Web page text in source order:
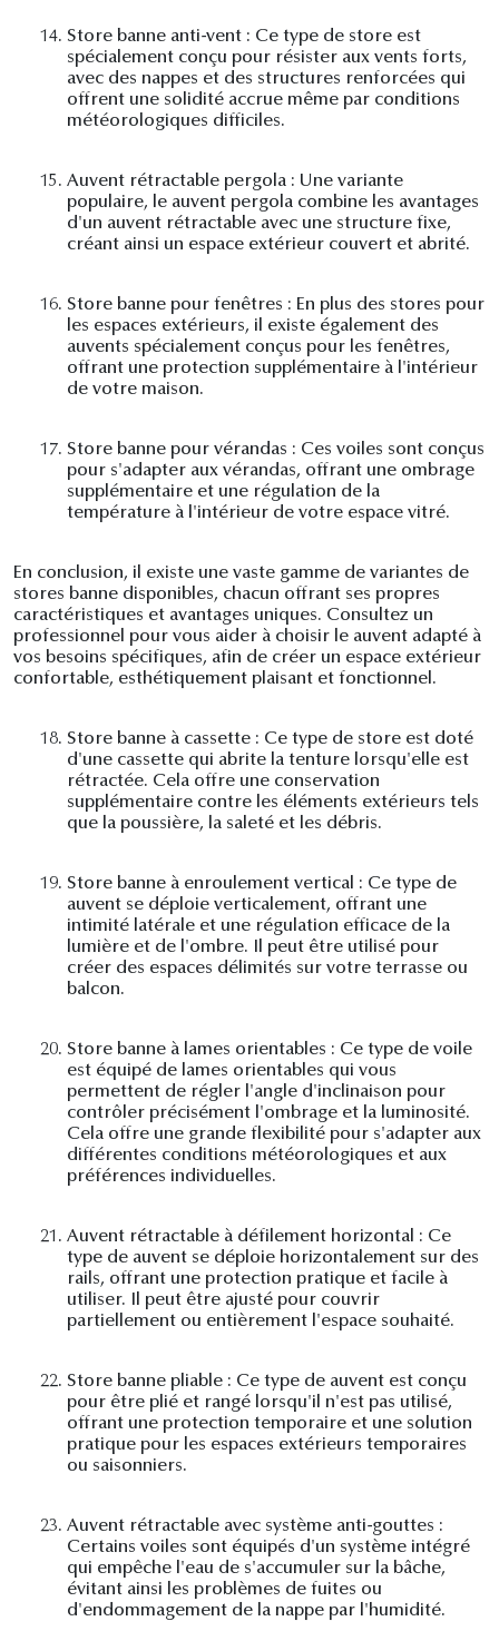
14. Store banne anti-vent : Ce type de store est
spécialement conçu pour résister aux vents forts,
avec des nappes et des structures renforcées qui
offrent une solidité accrue même par conditions
météorologiques difficiles.
15. Auvent rétractable pergola : Une variante
populaire, le auvent pergola combine les avantages
d'un auvent rétractable avec une structure fixe,
créant ainsi un espace extérieur couvert et abrité.
16. Store banne pour fenêtres : En plus des stores pour
les espaces extérieurs, il existe également des
auvents spécialement conçus pour les fenêtres,
offrant une protection supplémentaire à l'intérieur
de votre maison.
17. Store banne pour vérandas : Ces voiles sont conçus
pour s'adapter aux vérandas, offrant une ombrage
supplémentaire et une régulation de la
température à l'intérieur de votre espace vitré.
En conclusion, il existe une vaste gamme de variantes de
stores banne disponibles, chacun offrant ses propres
caractéristiques et avantages uniques. Consultez un
professionnel pour vous aider à choisir le auvent adapté à
vos besoins spécifiques, afin de créer un espace extérieur
confortable, esthétiquement plaisant et fonctionnel.
18. Store banne à cassette : Ce type de store est doté
d'une cassette qui abrite la tenture lorsqu'elle est
rétractée. Cela offre une conservation
supplémentaire contre les éléments extérieurs tels
que la poussière, la saleté et les débris.
19. Store banne à enroulement vertical : Ce type de
auvent se déploie verticalement, offrant une
intimité latérale et une régulation efficace de la
lumière et de l'ombre. Il peut être utilisé pour
créer des espaces délimités sur votre terrasse ou
balcon.
20. Store banne à lames orientables : Ce type de voile
est équipé de lames orientables qui vous
permettent de régler l'angle d'inclinaison pour
contrôler précisément l'ombrage et la luminosité.
Cela offre une grande flexibilité pour s'adapter aux
différentes conditions météorologiques et aux
préférences individuelles.
21. Auvent rétractable à défilement horizontal : Ce
type de auvent se déploie horizontalement sur des
rails, offrant une protection pratique et facile à
utiliser. Il peut être ajusté pour couvrir
partiellement ou entièrement l'espace souhaité.
22. Store banne pliable : Ce type de auvent est conçu
pour être plié et rangé lorsqu'il n'est pas utilisé,
offrant une protection temporaire et une solution
pratique pour les espaces extérieurs temporaires
ou saisonniers.
23. Auvent rétractable avec système anti-gouttes :
Certains voiles sont équipés d'un système intégré
qui empêche l'eau de s'accumuler sur la bâche,
évitant ainsi les problèmes de fuites ou
d'endommagement de la nappe par l'humidité.